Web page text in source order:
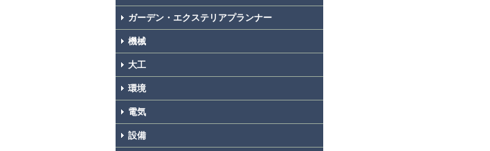
ガーデン・エクステリアプランナー
機械
大工
環境
電気
設備